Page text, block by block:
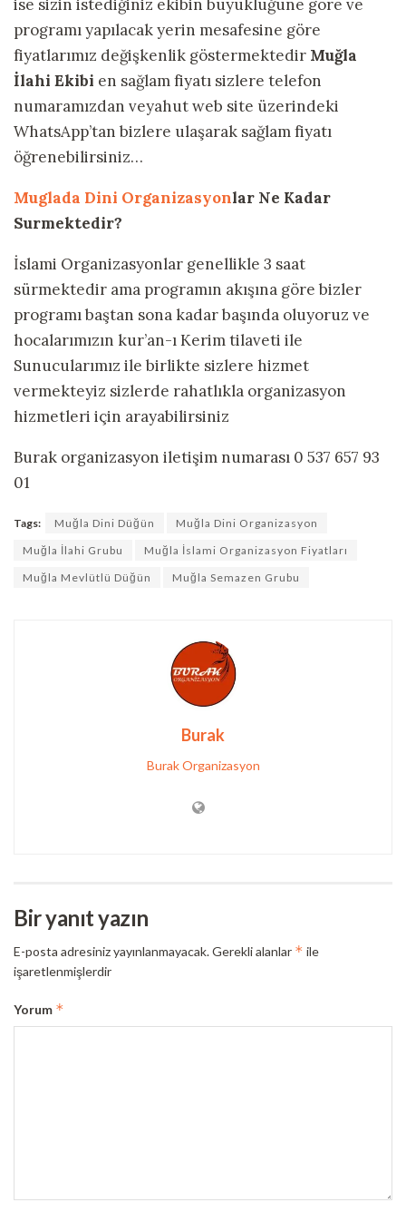
ise sizin istediğiniz ekibin büyüklüğüne göre ve
programı yapılacak yerin mesafesine göre
fiyatlarımız değişkenlik göstermektedir Muğla
İlahi Ekibi en sağlam fiyatı sizlere telefon
numaramızdan veyahut web site üzerindeki
WhatsApp’tan bizlere ulaşarak sağlam fiyatı
öğrenebilirsiniz…
Muglada Dini Organizasyonlar Ne Kadar
Surmektedir?
İslami Organizasyonlar genellikle 3 saat
sürmektedir ama programın akışına göre bizler
programı baştan sona kadar başında oluyoruz ve
hocalarımızın kur’an-ı Kerim tilaveti ile
Sunucularımız ile birlikte sizlere hizmet
vermekteyiz sizlerde rahatlıkla organizasyon
hizmetleri için arayabilirsiniz
Burak organizasyon iletişim numarası 0 537 657 93
01
Tags: Muğla Dini Düğün
Muğla Dini Organizasyon
Muğla İlahi Grubu
Muğla İslami Organizasyon Fiyatları
Muğla Mevlütlü Düğün
Muğla Semazen Grubu
Burak
Burak Organizasyon
Bir yanıt yazın
E-posta adresiniz yayınlanmayacak.Gerekli alanlar * ile
işaretlenmişlerdir
Yorum *